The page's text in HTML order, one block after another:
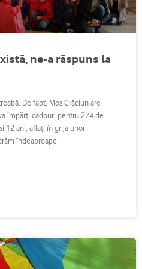
ne-a răspuns la
De fapt, Moş Crăciun are
împărţi cadouri pentru 274 de
12 ani, aflaţi în grija unor
îndeaproape.